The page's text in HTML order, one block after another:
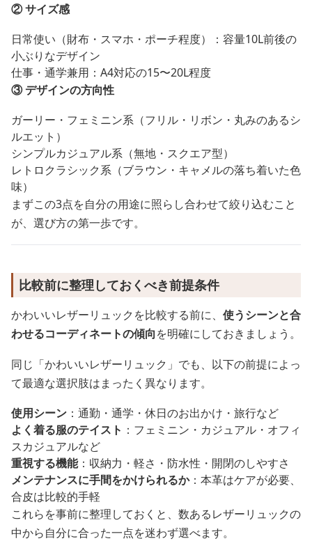
② サイズ感
日常使い（財布・スマホ・ポーチ程度）：容量10L前後の
小ぶりなデザイン
仕事・通学兼用：A4対応の15〜20L程度
③ デザインの方向性
ガーリー・フェミニン系（フリル・リボン・丸みのあるシ
ルエット）
シンプルカジュアル系（無地・スクエア型）
レトロクラシック系（ブラウン・キャメルの落ち着いた色
味）
まずこの3点を自分の用途に照らし合わせて絞り込むこと
が、選び方の第一歩です。
比較前に整理しておくべき前提条件
かわいいレザーリュックを比較する前に、 使うシーンと合
わせるコーディネートの傾向を明確にしておきましょう。
同じ「かわいいレザーリュック」でも、以下の前提によっ
て最適な選択肢はまったく異なります。
使用シーン ：通勤・通学・休日のお出かけ・旅行など
よく着る服のテイスト ：フェミニン・カジュアル・オフィ
スカジュアルなど
重視する機能：収納力・軽さ・防水性・開閉のしやすさ
メンテナンスに手間をかけられるか：本革はケアが必要、
合皮は比較的手軽
これらを事前に整理しておくと、数あるレザーリュックの
中から自分に合った一点を迷わず選べます。